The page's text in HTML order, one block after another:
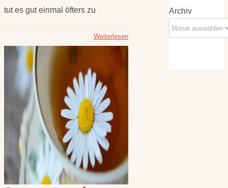
tut es gut einmal öfters zu
Weiterlesen
Archiv